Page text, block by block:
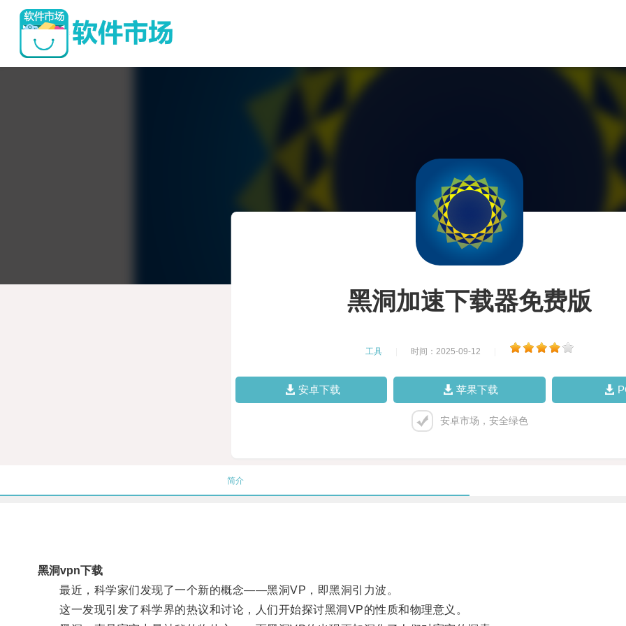
黑洞加速下载器免费版
工具 时间：2025-09-12
安卓下载 苹果下载
安卓市场，安全绿色
简介
黑洞vpn下载
最近，科学家们发现了一个新的概念——黑洞VP，即黑洞引力波。
这一发现引发了科学界的热议和讨论，人们开始探讨黑洞VP的性质和物理意义。